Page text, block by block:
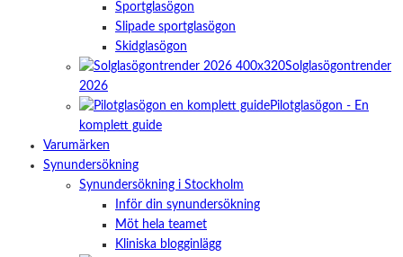
Sportglasögon
Slipade sportglasögon
Skidglasögon
Solglasögontrender
2026
Pilotglasögon - En
komplett guide
Varumärken
Synundersökning
Synundersökning i Stockholm
Inför din synundersökning
Möt hela teamet
Kliniska blogginlägg